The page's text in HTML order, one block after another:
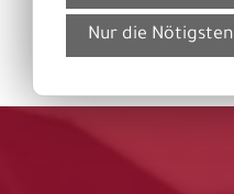
Nur die Nötigsten